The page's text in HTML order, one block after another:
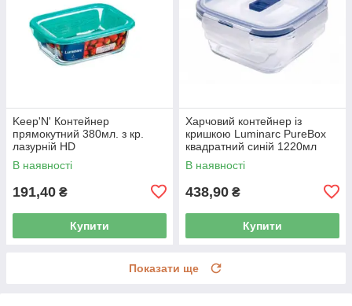
Keep'N' Контейнер
прямокутний 380мл. з кр.
лазурній HD
В наявності
191,40 ₴
Купити
Харчовий контейнер із
кришкою Luminarc PureBox
квадратний синій 1220мл
P3552
В наявності
438,90 ₴
Купити
Показати ще